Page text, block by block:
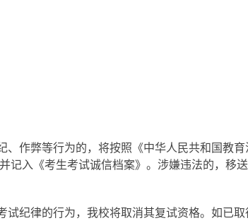
作弊等行为的，将按照《中华人民共和国教
入《考生考试诚信档案》。涉嫌违法的，移
纪律的行为，我校将取消其复试资格。如已